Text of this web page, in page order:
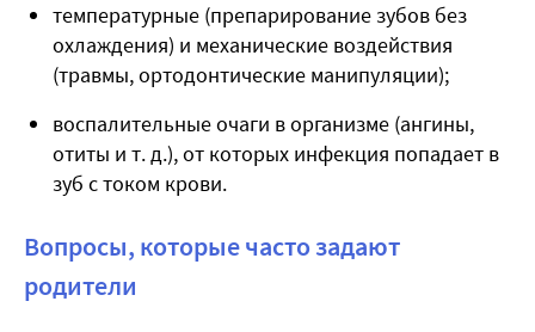
температурные (препарирование зубов без
охлаждения) и механические воздействия
(травмы, ортодонтические манипуляции);
воспалительные очаги в организме (ангины,
отиты и т. д.), от которых инфекция попадает в
зуб с током крови.
Вопросы, которые часто задают
родители